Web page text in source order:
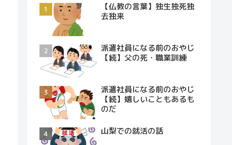
【仏教の言葉】独生独死独
去独来
派遣社員になる前のおやじ
【続】父の死・職業訓練
派遣社員になる前のおやじ
【続】嬉しいこともあるも
のだ
山梨での就活の話